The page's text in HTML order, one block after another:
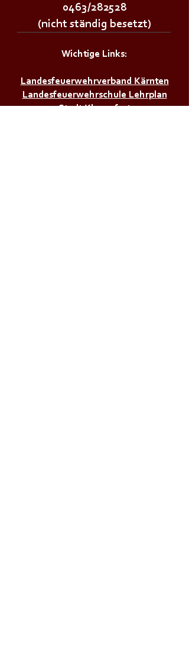
0463/282528
(nicht ständig besetzt)
Wichtige Links:
Landesfeuerwehrverband Kärnten
Landesfeuerwehrschule Lehrplan
Stadt Klagenfurt